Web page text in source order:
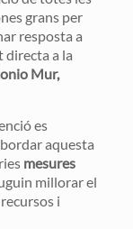
grans per
resposta a
directa a la
Mur,
es
aquesta
mesures
millorar el
i